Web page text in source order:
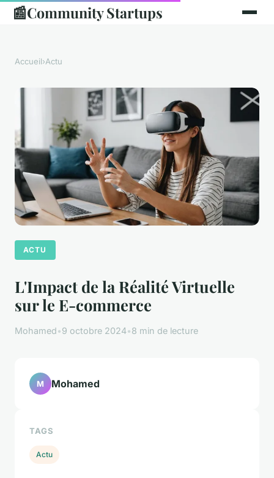
📰Community Startups
Accueil›Actu
ACTU
L'Impact de la Réalité Virtuelle
sur le E-commerce
Mohamed•9 octobre 2024•8 min de lecture
M Mohamed
TAGS
Actu